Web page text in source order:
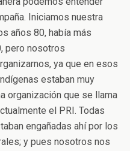
Iniciamos nuestra
años 80, había más
pero nosotros
ya que en esos
estaban muy
organización que se llama
el PRI. Todas
engañadas ahí por los
y pues nosotros nos